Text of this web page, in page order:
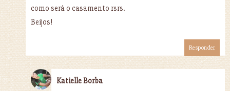
como será o casamento rsrs.
Beijos!
Responder
Katielle Borba